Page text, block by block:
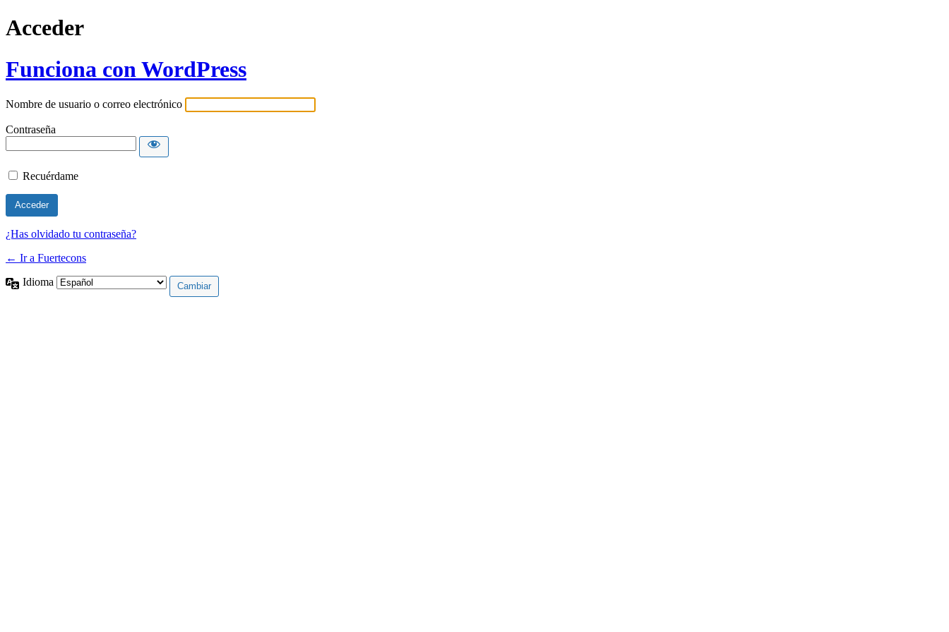
Acceder
Funciona con WordPress
Nombre de usuario o correo electrónico
Contraseña
Recuérdame
¿Has olvidado tu contraseña?
← Ir a Fuertecons
Idioma